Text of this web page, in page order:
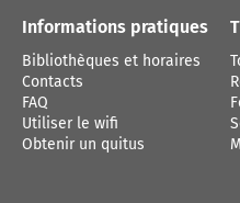
Informations pratiques
Bibliothèques et horaires
Contacts
FAQ
Utiliser le wifi
Obtenir un quitus